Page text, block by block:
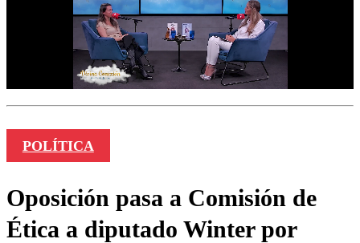
POLÍTICA
Oposición pasa a Comisión de
Ética a diputado Winter por